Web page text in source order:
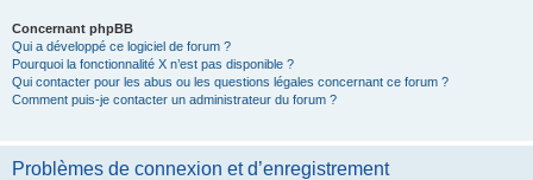
Concernant phpBB
Qui a développé ce logiciel de forum ?
Pourquoi la fonctionnalité X n’est pas disponible ?
Qui contacter pour les abus ou les questions légales concernant ce forum ?
Comment puis-je contacter un administrateur du forum ?
Problèmes de connexion et d’enregistrement